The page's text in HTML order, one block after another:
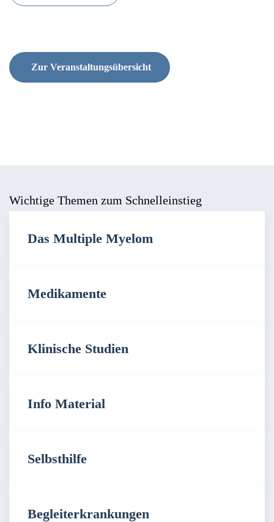
Zur Veranstaltungsübersicht
Wichtige Themen zum Schnelleinstieg
Das Multiple Myelom
Medikamente
Klinische Studien
Info Material
Selbsthilfe
Begleiterkrankungen